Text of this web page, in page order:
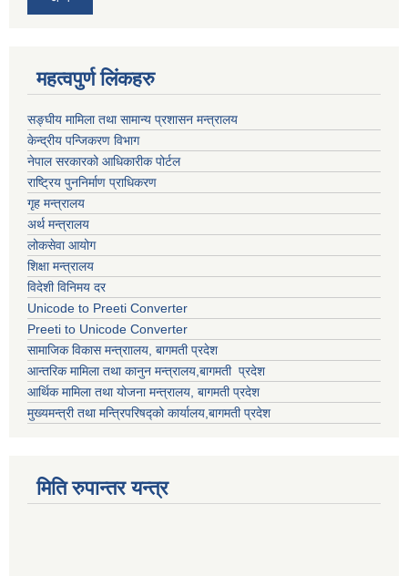
महत्वपुर्ण लिंकहरु
सङ्घीय मामिला तथा सामान्य प्रशासन मन्त्रालय
केन्द्रीय पन्जिकरण विभाग
नेपाल सरकारको आधिकारीक पोर्टल
राष्ट्रिय पुननिर्माण प्राधिकरण
गृह मन्त्रालय
अर्थ मन्त्रालय
लोकसेवा आयोग
शिक्षा मन्त्रालय
विदेशी विनिमय दर
Unicode to Preeti Converter
Preeti to Unicode Converter
सामाजिक विकास मन्त्राालय, बागमती प्रदेश
आन्तरिक मामिला तथा कानुन मन्त्रालय,बागमती प्रदेश
आर्थिक मामिला तथा योजना मन्त्रालय, बागमती प्रदेश
मुख्यमन्त्री तथा मन्त्रिपरिषद्को कार्यालय,बागमती प्रदेश
मिति रुपान्तर यन्त्र